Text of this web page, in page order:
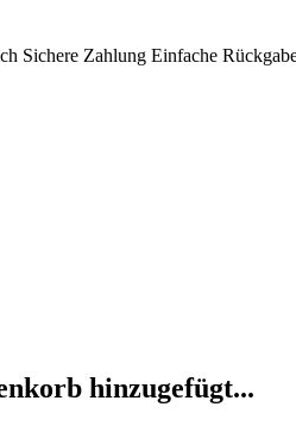
Sichere Zahlung Einfache
hinzugefügt...